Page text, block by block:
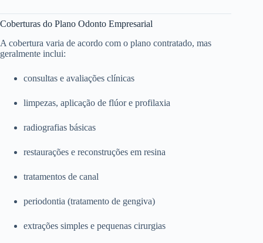
Coberturas do Plano Odonto Empresarial
A cobertura varia de acordo com o plano contratado, mas
geralmente inclui:
consultas e avaliações clínicas
limpezas, aplicação de flúor e profilaxia
radiografias básicas
restaurações e reconstruções em resina
tratamentos de canal
periodontia (tratamento de gengiva)
extrações simples e pequenas cirurgias